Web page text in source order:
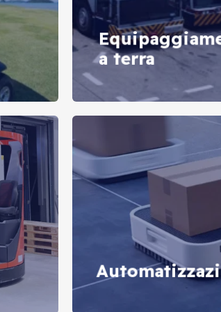
a terra